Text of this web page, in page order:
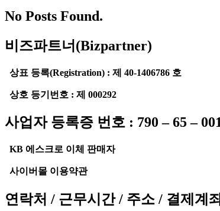
No Posts Found.
비즈파트너(Bizpartner)
상표 등록(Registration) : 제 40-1406786 호
상호 등기번호 : 제 000292
사업자 등록증 번호 : 790 – 65 –
KB 에스크로 이체 판매자
사이버몰 이용약관
연락처 / 근무시간 / 주소 / 결제계